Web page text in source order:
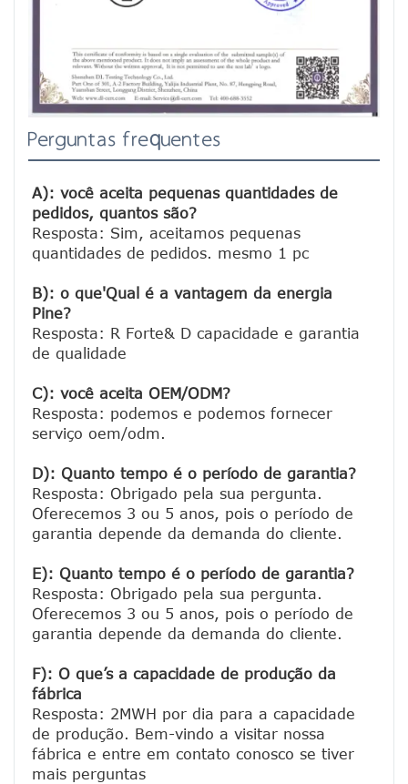
Perguntas frequentes
A): você aceita pequenas quantidades de
pedidos, quantos são?
Resposta: Sim, aceitamos pequenas
quantidades de pedidos. mesmo 1 pc
B): o que'Qual é a vantagem da energia
Pine?
Resposta: R Forte& D capacidade e garantia
de qualidade
C): você aceita OEM/ODM?
Resposta: podemos e podemos fornecer
serviço oem/odm.
D): Quanto tempo é o período de garantia?
Resposta: Obrigado pela sua pergunta.
Oferecemos 3 ou 5 anos, pois o período de
garantia depende da demanda do cliente.
E): Quanto tempo é o período de garantia?
Resposta: Obrigado pela sua pergunta.
Oferecemos 3 ou 5 anos, pois o período de
garantia depende da demanda do cliente.
F): O que’s a capacidade de produção da
fábrica
Resposta: 2MWH por dia para a capacidade
de produção. Bem-vindo a visitar nossa
fábrica e entre em contato conosco se tiver